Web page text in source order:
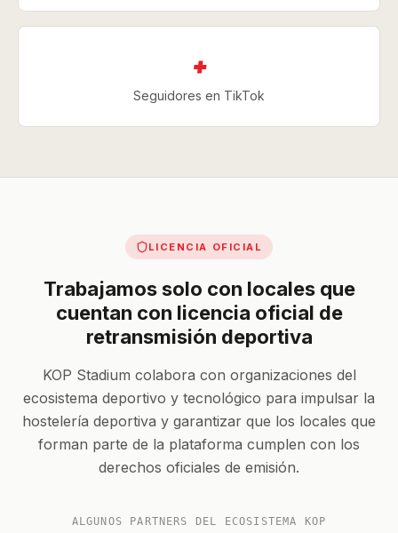
+
Seguidores en TikTok
LICENCIA OFICIAL
Trabajamos solo con locales que
cuentan con licencia oficial de
retransmisión deportiva
KOP Stadium colabora con organizaciones del
ecosistema deportivo y tecnológico para impulsar la
hostelería deportiva y garantizar que los locales que
forman parte de la plataforma cumplen con los
derechos oficiales de emisión.
ALGUNOS PARTNERS DEL ECOSISTEMA KOP